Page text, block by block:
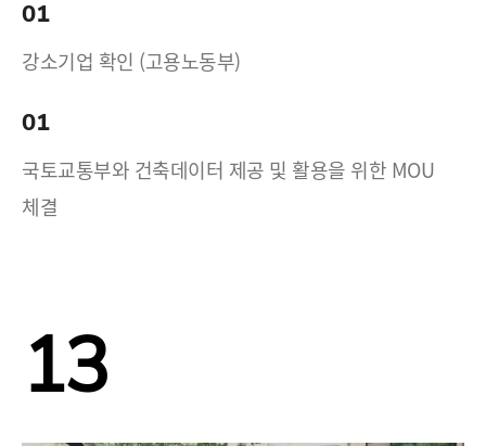
01
강소기업 확인 (고용노동부)
01
국토교통부와 건축데이터 제공 및 활용을 위한 MOU
체결
13